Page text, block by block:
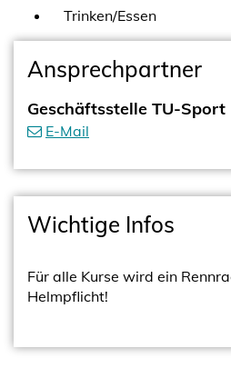
Trinken/Essen
Ansprechpartner
Geschäftsstelle TU-Sport
E-Mail
Wichtige Infos
Für alle Kurse wird ein
Helmpflicht!